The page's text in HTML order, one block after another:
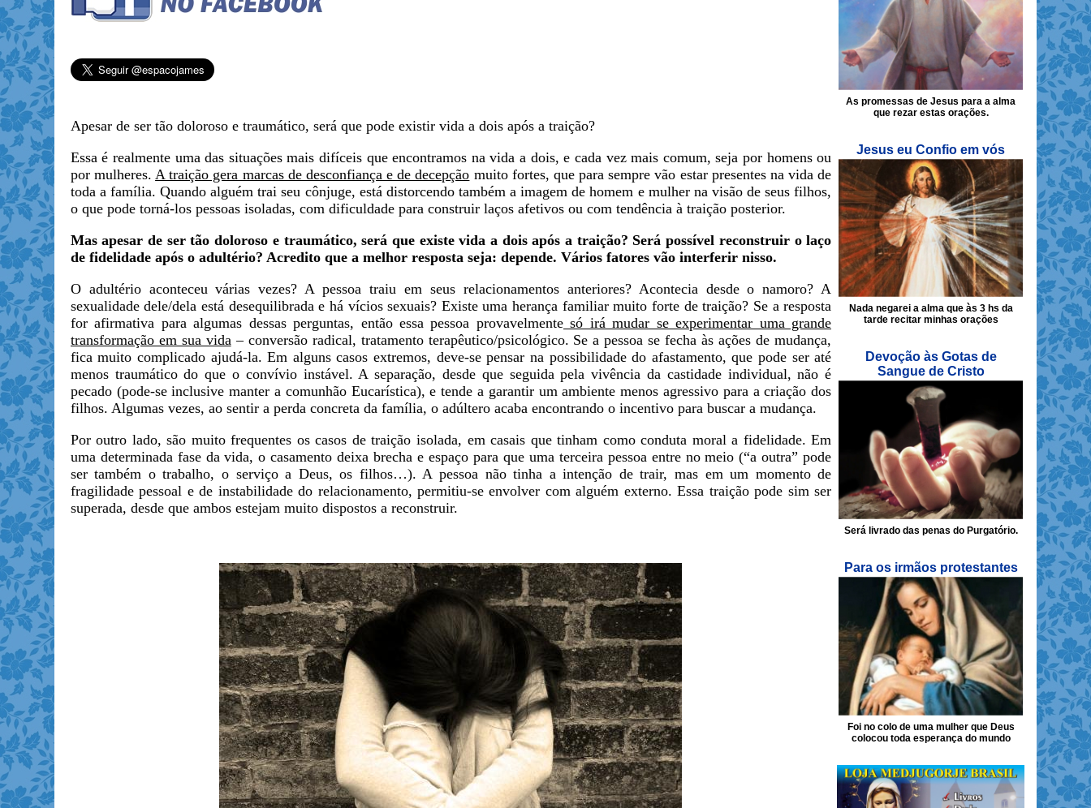
Apesar de ser tão doloroso e traumático, será que pode existir vida a dois após a traição?
Essa é realmente uma das situações mais difíceis que encontramos na vida a dois, e cada vez mais comum, seja por homens ou
por mulheres.A traição gera marcas de desconfiança e de decepção muito fortes, que para sempre vão estar presentes na vida de
toda a família. Quando alguém trai seu cônjuge, está distorcendo também a imagem de homem e mulher na visão de seus filhos,
o que pode torná-los pessoas isoladas, com dificuldade para construir laços afetivos ou com tendência à traição posterior.
Mas apesar de ser tão doloroso e traumático, será que existe vida a dois após a traição? Será possível reconstruir o laço
de fidelidade após o adultério? Acredito que a melhor resposta seja: depende. Vários fatores vão interferir nisso.
O adultério aconteceu várias vezes? A pessoa traiu em seus relacionamentos anteriores? Acontecia desde o namoro? A
sexualidade dele/dela está desequilibrada e há vícios sexuais? Existe uma herança familiar muito forte de traição? Se a resposta
for afirmativa para algumas dessas perguntas, então essa pessoa provavelmentesó irá mudar se experimentar uma grande
transformação em sua vida– conversão radical, tratamento terapêutico/psicológico. Se a pessoa se fecha às ações de mudança,
fica muito complicado ajudá-la. Em alguns casos extremos, deve-se pensar na possibilidade do afastamento, que pode ser até
menos traumático do que o convívio instável. A separação, desde que seguida pela vivência da castidade individual, não é
pecado (pode-se inclusive manter a comunhão Eucarística), e tende a garantir um ambiente menos agressivo para a criação dos
filhos. Algumas vezes, ao sentir a perda concreta da família, o adúltero acaba encontrando o incentivo para buscar a mudança.
Por outro lado, são muito frequentes os casos de traição isolada, em casais que tinham como conduta moral a fidelidade. Em
uma determinada fase da vida, o casamento deixa brecha e espaço para que uma terceira pessoa entre no meio (“a outra” pode
ser também o trabalho, o serviço a Deus, os filhos…). A pessoa não tinha a intenção de trair, mas em um momento de
fragilidade pessoal e de instabilidade do relacionamento, permitiu-se envolver com alguém externo. Essa traição pode sim ser
superada, desde que ambos estejam muito dispostos a reconstruir.
As promessas de Jesus para a alma
que rezar estas orações.
Jesus eu Confio em vós
Nada negarei a alma que às 3 hs da
tarde recitar minhas orações
Devoção às Gotas de
Sangue de Cristo
Será livrado das penas do Purgatório.
Para os irmãos protestantes
Foi no colo de uma mulher que Deus
colocou toda esperança do mundo